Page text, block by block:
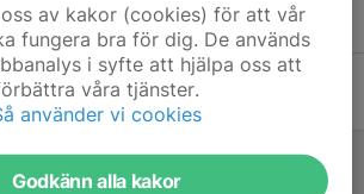
0
0
av kakor (cookies) för att vår
fungera bra för dig. De används
i syfte att hjälpa oss att
våra tjänster.
använder vi cookies
Godkänn alla kakor